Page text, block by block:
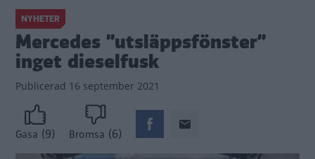
NYHETER
Mercedes ”utsläppsfönster”
inget dieselfusk
Publicerad 16 september 2021
Gasa (9) Bromsa (6)